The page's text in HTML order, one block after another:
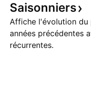
Saisonniers
Affiche l'évolution du
années précédentes
récurrentes.